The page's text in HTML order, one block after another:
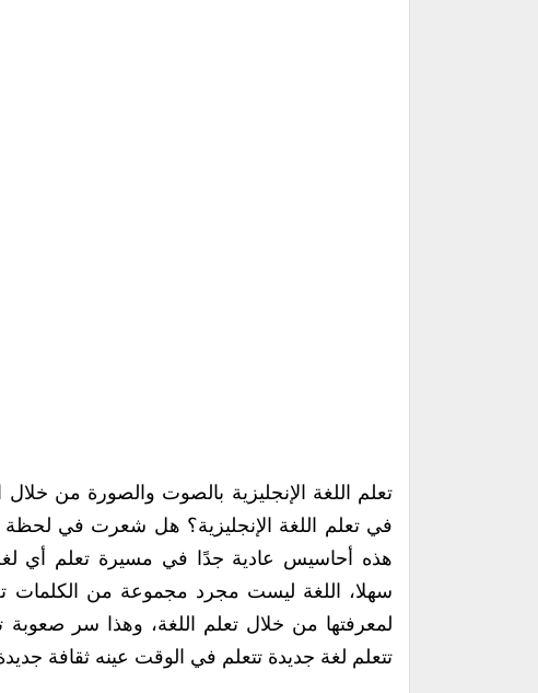
تعلم اللغة الإنجليزية بالصوت والصورة من
في تعلم اللغة الإنجليزية؟ هل شعرت في لحظة
هذه أحاسيس عادية جدًا في مسيرة تعلم أي
سهلا، اللغة ليست مجرد مجموعة من الكلمات
لمعرفتها من خلال تعلم اللغة، وهذا سر صعوبة
تتعلم لغة جديدة تتعلم في الوقت عينه ثقافة